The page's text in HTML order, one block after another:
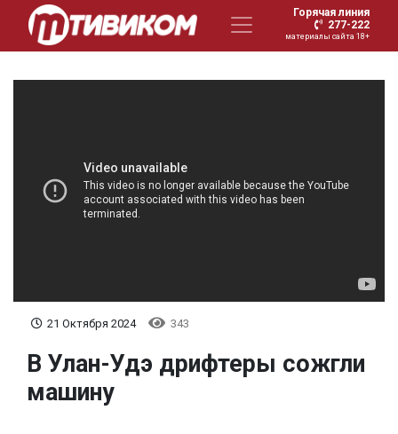
Горячая линия
277-222
материалы сайта 18+
21 Октября 2024 343
В Улан-Удэ дрифтеры сожгли
машину